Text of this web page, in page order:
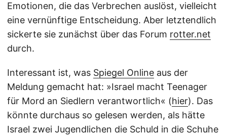
Emotionen, die das Verbrechen auslöst, vielleicht
eine vernünftige Entscheidung. Aber letztendlich
sickerte sie zunächst über das Forum rotter.net
durch.
Interessant ist, was Spiegel Online aus der
Meldung gemacht hat: »Israel macht Teenager
für Mord an Siedlern verantwortlich« (hier). Das
könnte durchaus so gelesen werden, als hätte
Israel zwei Jugendlichen die Schuld in die Schuhe